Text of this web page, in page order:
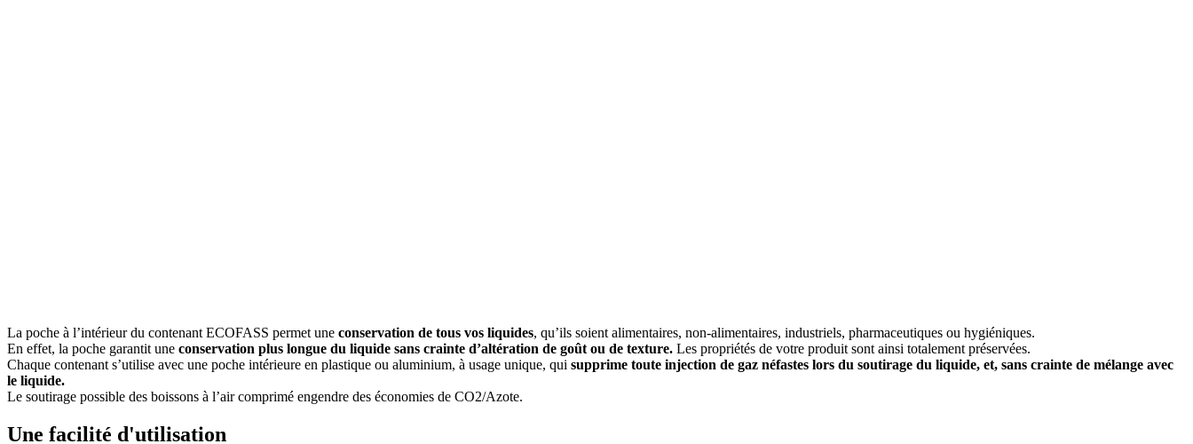
La poche à l’intérieur du contenant ECOFASS permet une conservation de tous vos liquides, qu’ils soient alimentaires, non-alimentaires, industriels, pharmaceutiques ou hygiéniques.
En effet, la poche garantit une conservation plus longue du liquide sans crainte d’altération de goût ou de texture. Les propriétés de votre produit sont ainsi totalement préservées.
Chaque contenant s’utilise avec une poche intérieure en plastique ou aluminium, à usage unique, qui supprime toute injection de gaz néfastes lors du soutirage du liquide, et, sans crainte de mélange avec
le liquide.
Le soutirage possible des boissons à l’air comprimé engendre des économies de CO2/Azote.
Une facilité d'utilisation